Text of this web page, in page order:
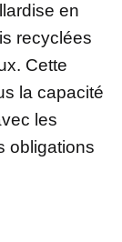
en
recyclées
Cette
la capacité
les
obligations